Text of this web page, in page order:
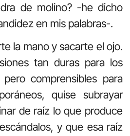
de molino? -he dicho
en mis palabras-.
la mano y sacarte el ojo.
tan duras para los
comprensibles para
quise subrayar
de raíz lo que produce
y que esa raíz